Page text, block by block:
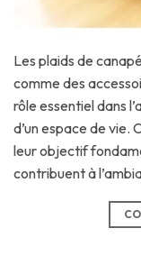
Les plaids de
comme des
rôle essentiel dans
d’un espace de vie.
leur objectif
contribuent à